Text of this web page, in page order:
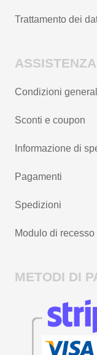
Trattamento dei
Condizioni
Sconti e coupon
Informazione di
Pagamenti
Spedizioni
Modulo di recesso
METODI DI